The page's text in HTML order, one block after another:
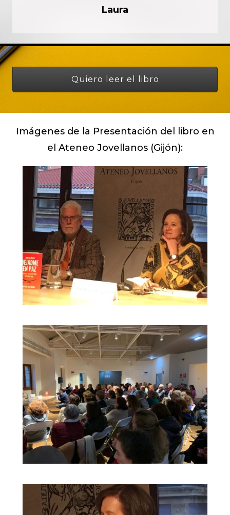
Laura
Quiero leer el libro
Imágenes de la Presentación del libro en
el Ateneo Jovellanos (Gijón):